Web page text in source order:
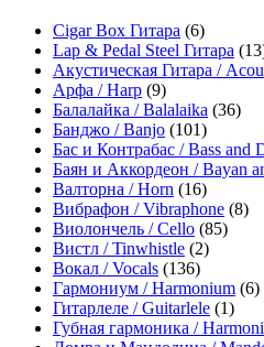
Cigar Box Гитара (6)
Lap & Pedal Steel Гитара
Акустическая Гитара /
Арфа / Harp (9)
Балалайка / Balalaika (36)
Банджо / Banjo (101)
Бас и Контрабас / Bass and
Баян и Аккордеон / Bayan
Валторна / Horn (16)
Вибрафон / Vibraphone (8)
Виолончель / Cello (85)
Вистл / Tinwhistle (2)
Вокал / Vocals (136)
Гармониум / Harmonium (6)
Гитарлеле / Guitarlele (1)
Губная гармоника /